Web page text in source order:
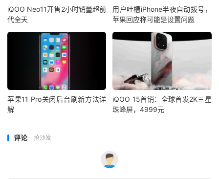
iQOO Neo11开售2小时销量超前
代全天
用户吐槽iPhone半夜自动拨号，
苹果回应称可能是设置问题
苹果11 Pro关闭后台刷新方法详
解
iQOO 15首销：全球首发2K三星
珠峰屏，4999元
评论 抢沙发